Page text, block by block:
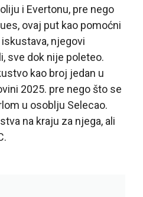
i Evertonu, pre nego
ovaj put kao pomoćni
njegovi
sve dok nije poleteo.
kao broj jedan u
2025. pre nego što se
u osoblju Selecao.
na kraju za njega, ali